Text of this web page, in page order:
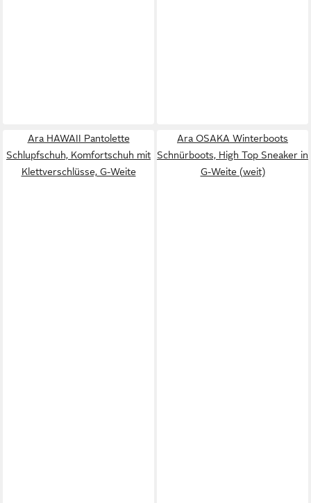
Ara HAWAII Pantolette
Schlupfschuh, Komfortschuh mit
Klettverschlüsse, G-Weite
Ara OSAKA Winterboots
Schnürboots, High Top Sneaker in
G-Weite (weit)